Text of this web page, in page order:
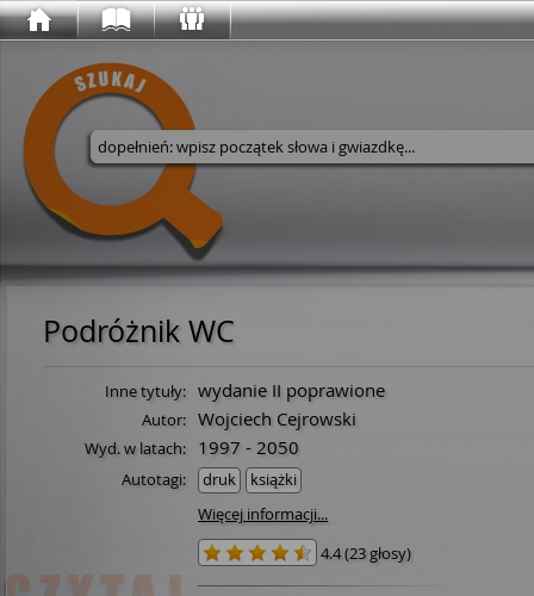
Wyszukaj w serwisie
Podróżnik WC
Inne tytuły: wydanie II poprawione
Autor: Wojciech Cejrowski
Wyd. w latach: 1997 - 2050
Autotagi: druk
książki
Więcej informacji...
4.4(23 głosy)